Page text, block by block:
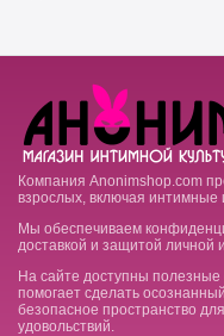
Компания Anonimshop.com
взрослых, включая интимные
Мы обеспечиваем
доставкой и защитой личной
На сайте доступны полезные
помогает сделать
безопасное пространство
удовольствий.